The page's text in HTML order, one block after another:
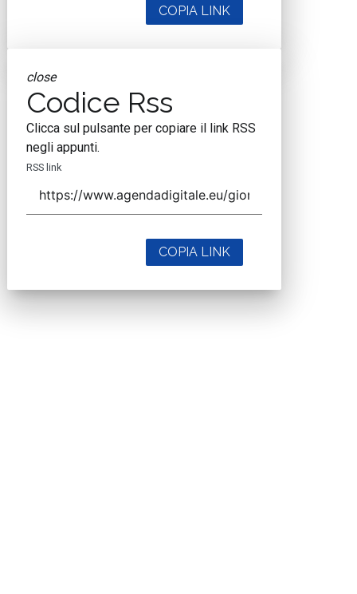
COPIA LINK
close
Codice Rss
Clicca sul pulsante per copiare il link RSS
negli appunti.
RSS link
COPIA LINK